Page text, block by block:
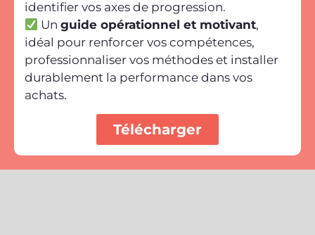
identifier vos axes de progression.
Unguide opérationnel et motivant,
idéal pour renforcer vos compétences,
professionnaliser vos méthodes et installer
durablement la performance dans vos
achats.
Télécharger